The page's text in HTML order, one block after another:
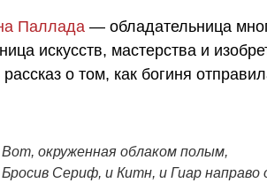
Паллада — обладательница
искусств, мастерства и
рассказ о том, как богиня
Вот, окруженная облаком полым,
Бросив Сериф, и Китн, и Гиар направо